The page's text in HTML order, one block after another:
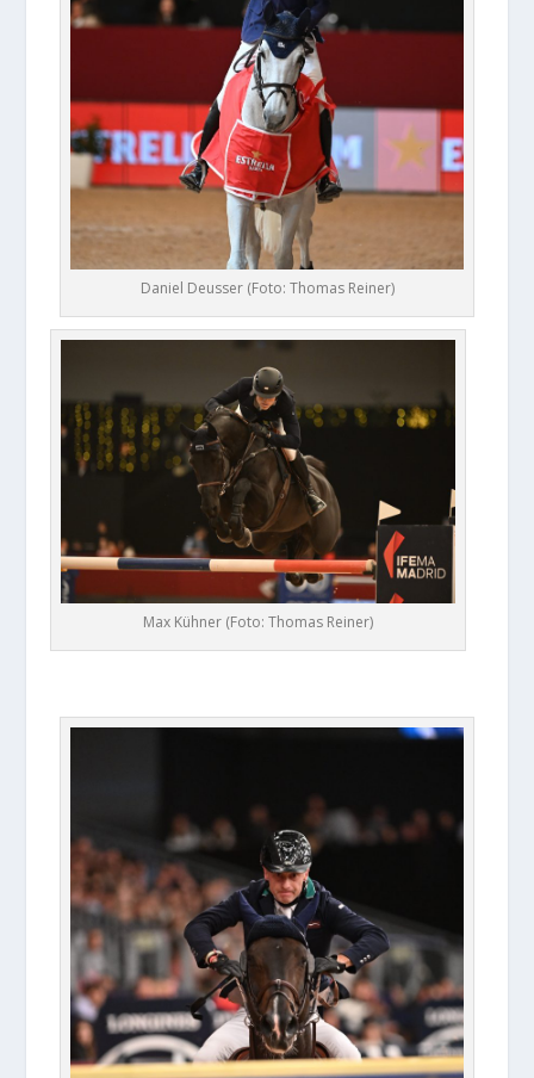
Daniel Deusser (Foto: Thomas Reiner)
Max Kühner (Foto: Thomas Reiner)